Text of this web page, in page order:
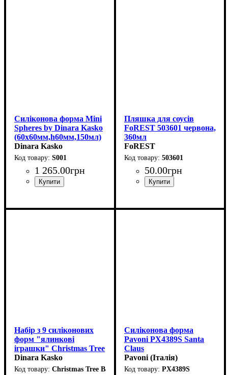
Силіконова форма Mini
Spheres by Dinara Kasko
(60x60мм,h60мм,150мл)
Dinara Kasko
S001
1 265.00грн
Пляшка для соусів
FoREST 503601 червона,
360мл
FoREST
503601
50.00грн
Набір з 9 силіконових
форм "ялинкові
іграшки" Christmas Tree
Balls KIT by Dinara
Kasko
Dinara Kasko
Christmas Tree Balls
Силіконова форма
Pavoni PX4389S Santa
Claus
(60x72мм,h70мм,128мл)
Pavoni (Італія)
PX4389S